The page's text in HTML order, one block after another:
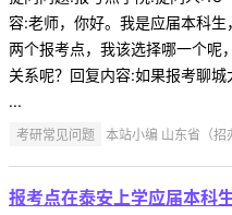
容:老师，你好。我是应届本科
两个报考点，我该选择哪一个呢
关系呢？回复内容:如果报考聊
...
考研常见问题 本站小编 山东省（
报考点在泰安上学应届本科